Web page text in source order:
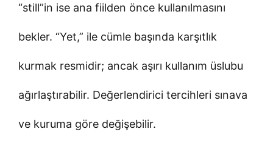
“still”in ise ana fiilden önce kullanılmasını
bekler. “Yet,” ile cümle başında karşıtlık
kurmak resmidir; ancak aşırı kullanım üslubu
ağırlaştırabilir. Değerlendirici tercihleri sınava
ve kuruma göre değişebilir.